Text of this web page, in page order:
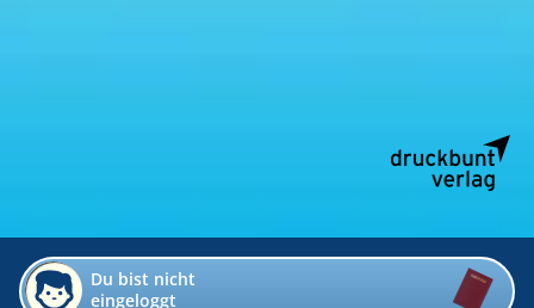
Du bist nicht
eingeloggt